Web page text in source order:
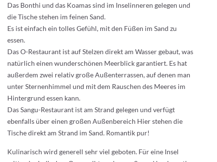
Das Bonthi und das Koamas sind im Inselinneren gelegen und
die Tische stehen im feinen Sand.
Es ist einfach ein tolles Gefühl, mit den Füßen im Sand zu
essen.
Das O-Restaurant ist auf Stelzen direkt am Wasser gebaut, was
natürlich einen wunderschönen Meerblick garantiert. Es hat
außerdem zwei relativ große Außenterrassen, auf denen man
unter Sternenhimmel und mit dem Rauschen des Meeres im
Hintergrund essen kann.
Das Sangu-Restaurant ist am Strand gelegen und verfügt
ebenfalls über einen großen Außenbereich Hier stehen die
Tische direkt am Strand im Sand. Romantik pur!
Kulinarisch wird generell sehr viel geboten. Für eine Insel